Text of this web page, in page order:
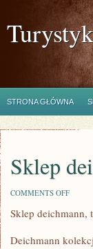
STRONA GŁÓWNA
Sklep
COMMENTS OFFON
Sklep
Deichmann